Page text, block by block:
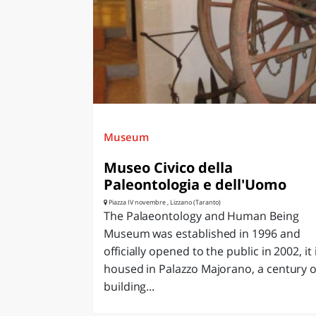
Museum
Museo Civico della
Paleontologia e dell'Uomo
Piazza IV novembre , Lizzano (Taranto)
The Palaeontology and Human Being
Museum was established in 1996 and
officially opened to the public in 2002, it
housed in Palazzo Majorano, a century
building...